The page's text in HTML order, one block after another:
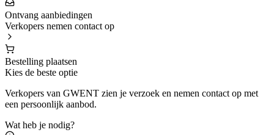
Ontvang aanbiedingen
Verkopers nemen contact op
Bestelling plaatsen
Kies de beste optie
Verkopers van GWENT zien je verzoek en nemen contact op met
een persoonlijk aanbod.
Wat heb je nodig?